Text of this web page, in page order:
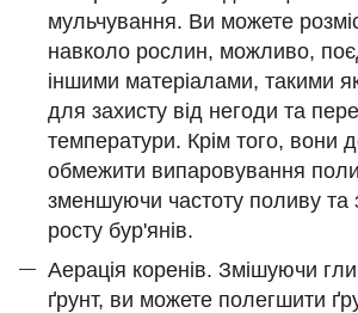
мульчування. Ви можете
навколо рослин, можливо,
іншими матеріалами, такими
для захисту від негоди та
температури. Крім того, вони
обмежити випаровування
зменшуючи частоту поливу та
росту бур'янів.
Аерація коренів. Змішуючи
ґрунт, ви можете полегшити